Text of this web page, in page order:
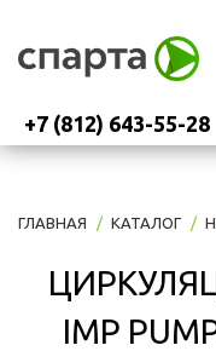
+7 (812) 643-55-28
ГЛАВНАЯ КАТАЛОГ
IMP